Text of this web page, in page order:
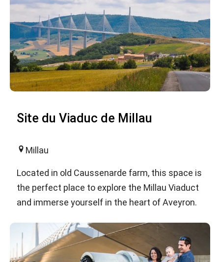
Site du Viaduc de Millau
Millau
Located in old Caussenarde farm, this space is
the perfect place to explore the Millau Viaduct
and immerse yourself in the heart of Aveyron.